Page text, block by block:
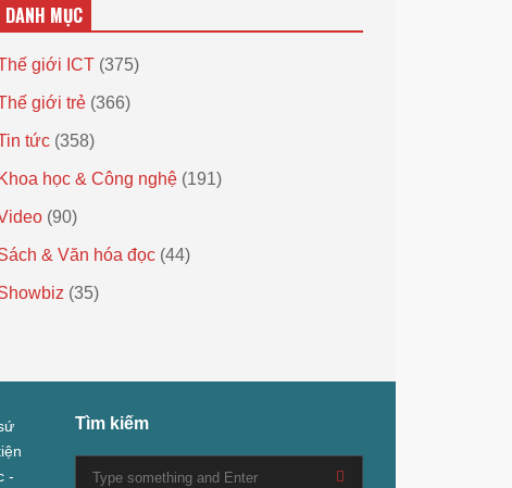
DANH MỤC
giới ICT (375)
giới trẻ (366)
tức (358)
Khoa học & Công nghệ (191)
(90)
& Văn hóa đọc (44)
(35)
-
Tìm kiếm